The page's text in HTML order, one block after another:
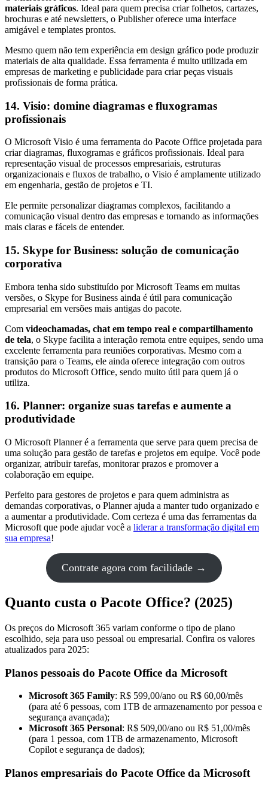
materiais gráficos. Ideal para quem precisa criar folhetos, cartazes,
brochuras e até newsletters, o Publisher oferece uma interface
amigável e templates prontos.
Mesmo quem não tem experiência em design gráfico pode produzir
materiais de alta qualidade. Essa ferramenta é muito utilizada em
empresas de marketing e publicidade para criar peças visuais
profissionais de forma prática.
14. Visio: domine diagramas e fluxogramas
profissionais
O Microsoft Visio é uma ferramenta do Pacote Office projetada para
criar diagramas, fluxogramas e gráficos profissionais. Ideal para
representação visual de processos empresariais, estruturas
organizacionais e fluxos de trabalho, o Visio é amplamente utilizado
em engenharia, gestão de projetos e TI.
Ele permite personalizar diagramas complexos, facilitando a
comunicação visual dentro das empresas e tornando as informações
mais claras e fáceis de entender.
15. Skype for Business: solução de comunicação
corporativa
Embora tenha sido substituído por Microsoft Teams em muitas
versões, o Skype for Business ainda é útil para comunicação
empresarial em versões mais antigas do pacote.
Com videochamadas, chat em tempo real e compartilhamento
de tela, o Skype facilita a interação remota entre equipes, sendo uma
excelente ferramenta para reuniões corporativas. Mesmo com a
transição para o Teams, ele ainda oferece integração com outros
produtos do Microsoft Office, sendo muito útil para quem já o
utiliza.
16. Planner: organize suas tarefas e aumente a
produtividade
O Microsoft Planner é a ferramenta que serve para quem precisa de
uma solução para gestão de tarefas e projetos em equipe. Você pode
organizar, atribuir tarefas, monitorar prazos e promover a
colaboração em equipe.
Perfeito para gestores de projetos e para quem administra as
demandas corporativas, o Planner ajuda a manter tudo organizado e
a aumentar a produtividade. Com certeza é uma das ferramentas da
Microsoft que pode ajudar você a liderar a transformação digital em
sua empresa!
Contrate agora com facilidade →
Quanto custa o Pacote Office? (2025)
Os preços do Microsoft 365 variam conforme o tipo de plano
escolhido, seja para uso pessoal ou empresarial. Confira os valores
atualizados para 2025:
Planos pessoais do Pacote Office da Microsoft
Microsoft 365 Family: R$ 599,00/ano ou R$ 60,00/mês
(para até 6 pessoas, com 1TB de armazenamento por pessoa e
segurança avançada);
Microsoft 365 Personal: R$ 509,00/ano ou R$ 51,00/mês
(para 1 pessoa, com 1TB de armazenamento, Microsoft
Copilot e segurança de dados);
Planos empresariais do Pacote Office da Microsoft